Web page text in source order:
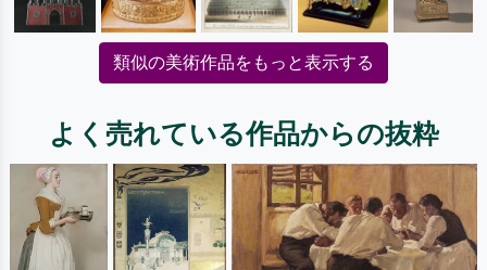
類似の美術作品をもっと表示する
よく売れている作品からの抜粋